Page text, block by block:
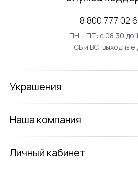
8 800 777 02
ПН – ПТ: с 08:30 до
СБ и ВС: выходные
Украшения
Наша компания
Личный кабинет